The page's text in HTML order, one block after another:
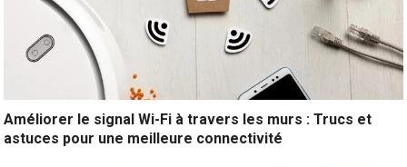
Améliorer le signal Wi-Fi à travers les murs : Trucs et
astuces pour une meilleure connectivité